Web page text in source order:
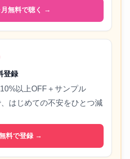
無料で聴く →
登録
以上OFF＋サンプル
はじめての不安をひとつ減
料で登録 →